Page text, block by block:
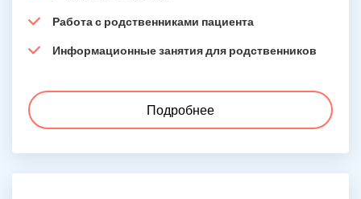
Работа с родственниками пациента
Информационные занятия для родственников
Подробнее